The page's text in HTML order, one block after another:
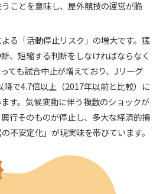
ことを意味し、屋外競技の運営が脆
る「活動停止リスク」の増大です。猛
、短縮する判断をしなければならなく
ても試合中止が増えており、Jリーグ
で4.7倍以上（2017年以前と比較）に
す。気候変動に伴う複数のショックが
行そのものが停止し、多大な経済的損
不安定化」が現実味を帯びています。